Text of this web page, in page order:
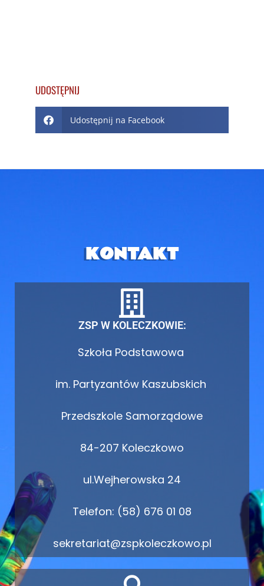
UDOSTĘPNIJ
Udostępnij na Facebook
KONTAKT
ZSP W KOLECZKOWIE:
Szkoła Podstawowa
im. Partyzantów Kaszubskich
Przedszkole Samorządowe
84-207 Koleczkowo
ul.Wejherowska 24
Telefon: (58) 676 01 08
sekretariat@zspkoleczkowo.pl